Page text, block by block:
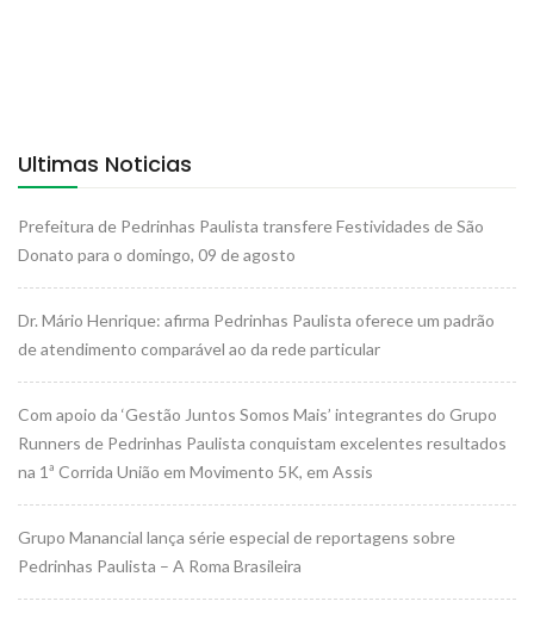
Ultimas Noticias
Prefeitura de Pedrinhas Paulista transfere Festividades de São
Donato para o domingo, 09 de agosto
Dr. Mário Henrique: afirma Pedrinhas Paulista oferece um padrão
de atendimento comparável ao da rede particular
Com apoio da ‘Gestão Juntos Somos Mais’ integrantes do Grupo
Runners de Pedrinhas Paulista conquistam excelentes resultados
na 1ª Corrida União em Movimento 5K, em Assis
Grupo Manancial lança série especial de reportagens sobre
Pedrinhas Paulista – A Roma Brasileira